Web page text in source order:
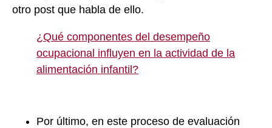
otro post que habla de ello.
¿Qué componentes del desempeño
ocupacional influyen en la actividad de la
alimentación infantil?
Por último, en este proceso de evaluación